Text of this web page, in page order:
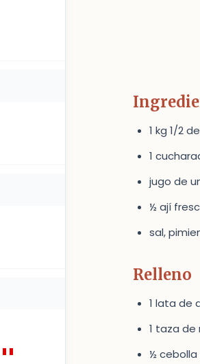
1 kg 1/2
1
jugo de
½ ají
sal,
Relleno
1 lata de
1 taza de
½